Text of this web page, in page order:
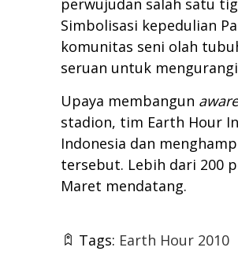
Simbolisasi kepedulian
komunitas seni olah
seruan untuk
Upaya membangun
stadion, tim Earth Hour
Indonesia dan
tersebut. Lebih dari 200
Maret mendatang.
Tags: Earth Hour 2010